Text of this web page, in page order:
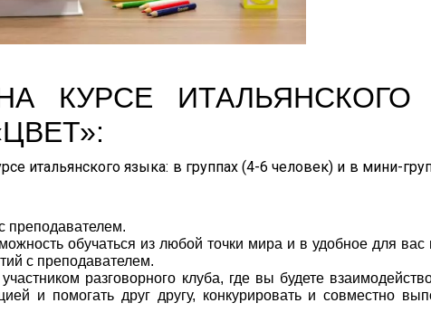
КУРСЕ ИТАЛЬЯНСКОГО
итальянского языка: в группах (4-6 человек) и в мини-
преподавателем.
обучаться из любой точки мира и в удобное для вас
с преподавателем.
разговорного клуба, где вы будете
и помогать друг другу, конкурировать и совместно